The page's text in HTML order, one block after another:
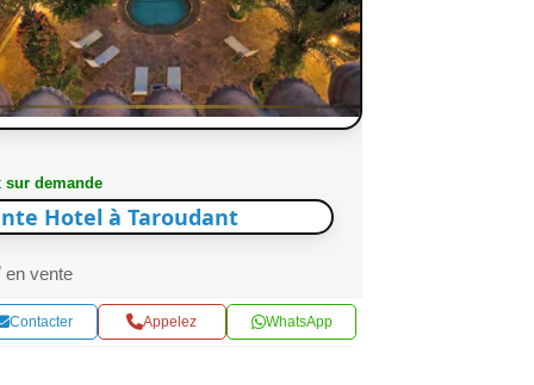
sur demande
Hotel à Taroudant
en vente
Contacter Appelez WhatsApp